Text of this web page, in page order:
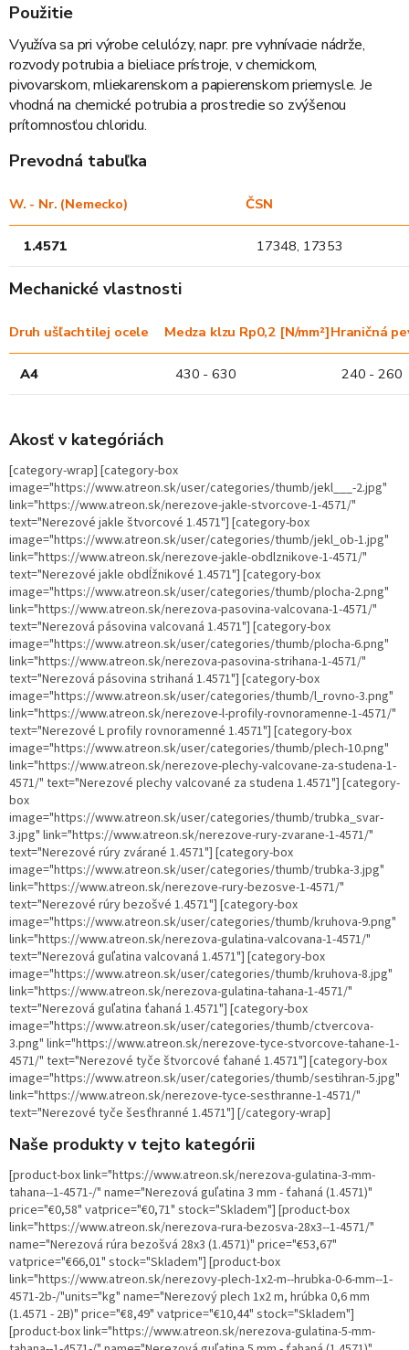
Použitie
Využíva sa pri výrobe celulózy, napr. pre vyhnívacie nádrže,
rozvody potrubia a bieliace prístroje, v chemickom,
pivovarskom, mliekarenskom a papierenskom priemysle. Je
vhodná na chemické potrubia a prostredie so zvýšenou
prítomnosťou chloridu.
Prevodná tabuľka
W. - Nr. (Nemecko) ČSN
1.4571 17348, 17353
Mechanické vlastnosti
Druh ušľachtilej ocele Medza klzu Rp0,2 [N/mm²]Hraničná
A4 430 - 630 240 - 260
Akosť v kategóriách
[category-wrap] [category-box
image="https://www.atreon.sk/user/categories/thumb/jekl___-2.jpg"
link="https://www.atreon.sk/nerezove-jakle-stvorcove-1-4571/"
text="Nerezové jakle štvorcové 1.4571"] [category-box
image="https://www.atreon.sk/user/categories/thumb/jekl_ob-1.jpg"
link="https://www.atreon.sk/nerezove-jakle-obdlznikove-1-4571/"
text="Nerezové jakle obdĺžnikové 1.4571"] [category-box
image="https://www.atreon.sk/user/categories/thumb/plocha-2.png"
link="https://www.atreon.sk/nerezova-pasovina-valcovana-1-4571/"
text="Nerezová pásovina valcovaná 1.4571"] [category-box
image="https://www.atreon.sk/user/categories/thumb/plocha-6.png"
link="https://www.atreon.sk/nerezova-pasovina-strihana-1-4571/"
text="Nerezová pásovina strihaná 1.4571"] [category-box
image="https://www.atreon.sk/user/categories/thumb/l_rovno-3.png"
link="https://www.atreon.sk/nerezove-l-profily-rovnoramenne-1-4571/"
text="Nerezové L profily rovnoramenné 1.4571"] [category-box
image="https://www.atreon.sk/user/categories/thumb/plech-10.png"
link="https://www.atreon.sk/nerezove-plechy-valcovane-za-studena-1-
4571/" text="Nerezové plechy valcované za studena 1.4571"] [category-
box
image="https://www.atreon.sk/user/categories/thumb/trubka_svar-
3.jpg" link="https://www.atreon.sk/nerezove-rury-zvarane-1-4571/"
text="Nerezové rúry zvárané 1.4571"] [category-box
image="https://www.atreon.sk/user/categories/thumb/trubka-3.jpg"
link="https://www.atreon.sk/nerezove-rury-bezosve-1-4571/"
text="Nerezové rúry bezošvé 1.4571"] [category-box
image="https://www.atreon.sk/user/categories/thumb/kruhova-9.png"
link="https://www.atreon.sk/nerezova-gulatina-valcovana-1-4571/"
text="Nerezová guľatina valcovaná 1.4571"] [category-box
image="https://www.atreon.sk/user/categories/thumb/kruhova-8.jpg"
link="https://www.atreon.sk/nerezova-gulatina-tahana-1-4571/"
text="Nerezová guľatina ťahaná 1.4571"] [category-box
image="https://www.atreon.sk/user/categories/thumb/ctvercova-
3.png" link="https://www.atreon.sk/nerezove-tyce-stvorcove-tahane-1-
4571/" text="Nerezové tyče štvorcové ťahané 1.4571"] [category-box
image="https://www.atreon.sk/user/categories/thumb/sestihran-5.jpg"
link="https://www.atreon.sk/nerezove-tyce-sesthranne-1-4571/"
text="Nerezové tyče šesťhranné 1.4571"] [/category-wrap]
Naše produkty v tejto kategórii
[product-box link="https://www.atreon.sk/nerezova-gulatina-3-mm-
tahana--1-4571-/" name="Nerezová guľatina 3 mm - ťahaná (1.4571)"
price="€0,58" vatprice="€0,71" stock="Skladem"] [product-box
link="https://www.atreon.sk/nerezova-rura-bezosva-28x3--1-4571/"
name="Nerezová rúra bezošvá 28x3 (1.4571)" price="€53,67"
vatprice="€66,01" stock="Skladem"] [product-box
link="https://www.atreon.sk/nerezovy-plech-1x2-m--hrubka-0-6-mm--1-
4571-2b-/"units="kg" name="Nerezový plech 1x2 m, hrúbka 0,6 mm
(1.4571 - 2B)" price="€8,49" vatprice="€10,44" stock="Skladem"]
[product-box link="https://www.atreon.sk/nerezova-gulatina-5-mm-